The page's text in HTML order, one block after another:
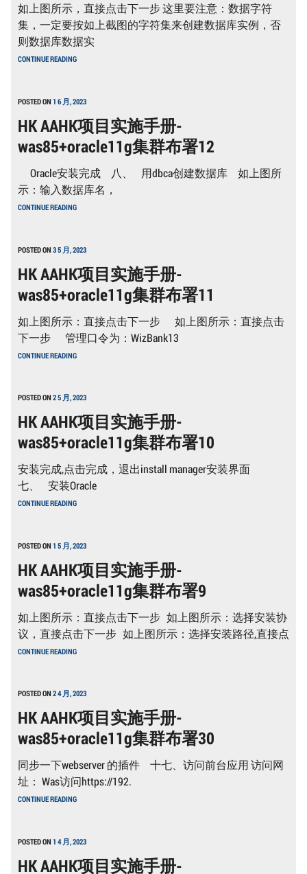
布
署
14
如上图所示，直接点击下一步 这里要注意：数据字符
集，一定要按如上截图的字符集来创建数据库实例，否
则数据库数据实
CONTINUE READINGHK
AAHK
实
手
册-
WAS85+ORACLE11G
集
布
署
13
POSTED ON 1 6 月, 2023
HK AAHK项目实施手册-
was85+oracle11g集群布署12
Oracle安装完成 八、 用dbca创建数据库 如上图所
示：输入数据库名，
CONTINUE READINGHK
AAHK
实
手
册-
WAS85+ORACLE11G
集
布
署
12
POSTED ON 3 5 月, 2023
HK AAHK项目实施手册-
was85+oracle11g集群布署11
如上图所示：直接点击下一步 如上图所示：直接点击
下一步 管理口令为：WizBank13
CONTINUE READING
AAHK
实
手
册-
WAS85+ORACLE11G
集
布
署
11
POSTED ON 2 5 月, 2023
HK AAHK项目实施手册-
was85+oracle11g集群布署10
安装完成,点击完成，退出install manager安装界面
七、 安装Oracle
CONTINUE READINGHK
AAHK
实
手
册-
WAS85+ORACLE11G
集
布
署
10
POSTED ON 1 5 月, 2023
HK AAHK项目实施手册-
was85+oracle11g集群布署9
如上图所示：直接点击下一步 如上图所示：选择安装协
议，直接点击下一步 如上图所示：选择安装路径,直接点
CONTINUE READING
AAHK
实
手
册-
WAS85+ORACLE11G
集
布
署
9
POSTED ON 2 4 月, 2023
HK AAHK项目实施手册-
was85+oracle11g集群布署30
同步一下webserver 的插件 十七、访问前台应用 访问网
址： Was访问https://192.
CONTINUE READINGHK
AAHK
实
手
册-
POSTED ON 1 4 月, 2023
HK AAHK项目实施手册-